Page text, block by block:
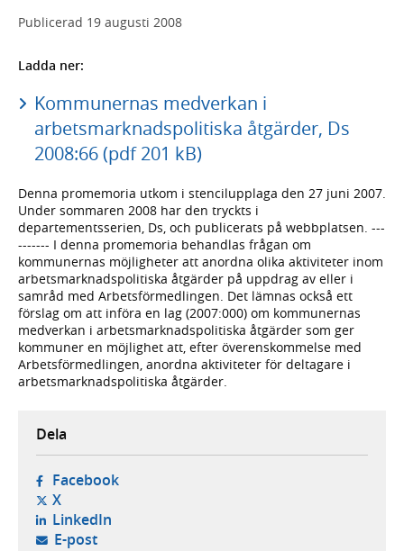
Publicerad 19 augusti 2008
Ladda ner:
Kommunernas medverkan i
arbetsmarknadspolitiska åtgärder, Ds
2008:66 (pdf 201 kB)
Denna promemoria utkom i stencilupplaga den 27 juni 2007.
Under sommaren 2008 har den tryckts i
departementsserien, Ds, och publicerats på webbplatsen. ---
------- I denna promemoria behandlas frågan om
kommunernas möjligheter att anordna olika aktiviteter inom
arbetsmarknadspolitiska åtgärder på uppdrag av eller i
samråd med Arbetsförmedlingen. Det lämnas också ett
förslag om att införa en lag (2007:000) om kommunernas
medverkan i arbetsmarknadspolitiska åtgärder som ger
kommuner en möjlighet att, efter överenskommelse med
Arbetsförmedlingen, anordna aktiviteter för deltagare i
arbetsmarknadspolitiska åtgärder.
Dela
Facebook- öppnas i ny flik, extern webbplats,
X- öppnas i ny flik, extern webbplats,
LinkedIn- öppnas i ny flik, extern webbplats,
E-post- öppnar din e-postklient,